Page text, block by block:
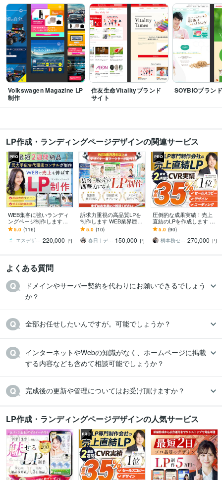
ビジネス・クリエイティブツール
Adobe Photoshop:20年Adobe Illustrator:20年PowerPoint:15年Excel:15年
Adobe After Effects:5年Adobe Premiere Pro:3年Adobe XD:2年
Google スプレッドシート:3年 Asana:1年Figma:1年
得意分野
Web制作・HP作成・EC構築 デザイン コーディング
問わず
Web制作・HP作成・EC構築 デザイン
大阪デザイナー専門学校 1994年3月 ~ 1996年2月
Volkswagen Magazine LP
制作
住友生命Vitalityブランド
サイト
SOYBIOブラン
LP作成・ランディングページデザインの関連サービス
WEB集客に強いランディ
ングページ制作します
【公式PRO認定済】広告
成果を最大化するLPを制
作します
5.0 (116)
エスデザインマーケティング 220,000 円
訴求力重視の高品質LPを
制作します WEB業界歴８
年のデザイナー兼マーケ
ターが制作を担当！
5.0 (10)
春日｜デザイン制作 150,000 円
圧倒的な成果実績！売上
直結のLPを作成します Go
ogle・Meta広告で成果！
原稿ゼロから丸投げOK
5.0 (90)
橋本務セールスデザインオフィス合同会社 270,000 円
よくある質問
ドメインやサーバー契約を代わりにお願いできるでしょう
か？
全部お任せしたいんですが。可能でしょうか？
インターネットやWebの知識がなく、ホームページに掲載
する内容なども含めて相談可能でしょうか？
完成後の更新や管理についてはお受け頂けますか？
LP作成・ランディングページデザインの人気サービス